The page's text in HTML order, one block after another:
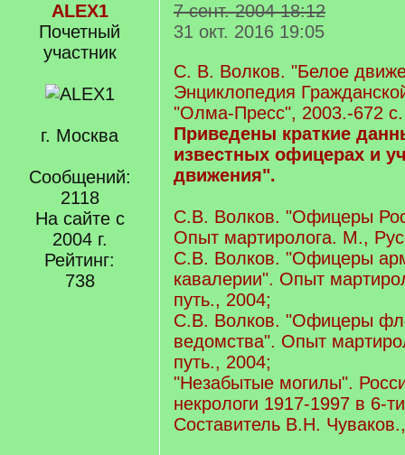
ALEX1
Почетный
учаcтник
г. Москва
Сообщений:
2118
На сайте с
2004 г.
Рейтинг:
738
7 сент. 2004 18:12
31 окт. 2016 19:05
С. В. Волков. "Белое
Энциклопедия
"Олма-Пресс", 2003.-672 с.
Приведены краткие
известных офицерах и
движения".
С.В. Волков. "Офицеры
Опыт мартиролога. М.,
С.В. Волков. "Офицеры
кавалерии". Опыт
путь., 2004;
С.В. Волков. "Офицеры
ведомства". Опыт
путь., 2004;
"Незабытые могилы".
некрологи 1917-1997 в 6-
Составитель В.Н.